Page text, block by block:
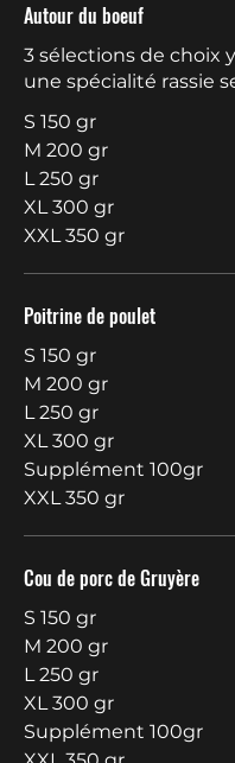
Autour du boeuf
3 sélections de choix
une spécialité rassie
S 150 gr
M 200 gr
L 250 gr
XL 300 gr
XXL 350 gr
Poitrine de poulet
S 150 gr
M 200 gr
L 250 gr
XL 300 gr
Supplément 100gr
XXL 350 gr
Cou de porc de Gruyère
S 150 gr
M 200 gr
L 250 gr
XL 300 gr
Supplément 100gr